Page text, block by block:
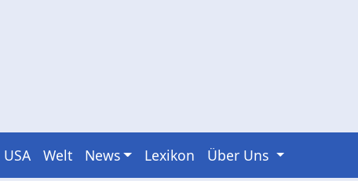
USA Welt News Lexikon Über Uns